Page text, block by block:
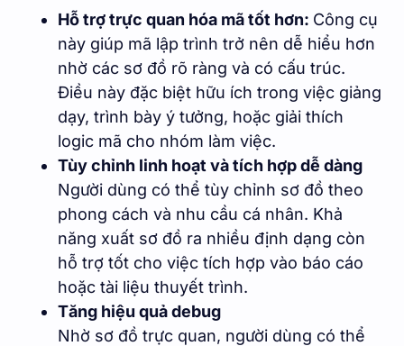
Hỗ trợ trực quan hóa mã tốt hơn: Công cụ
này giúp mã lập trình trở nên dễ hiểu hơn
nhờ các sơ đồ rõ ràng và có cấu trúc.
Điều này đặc biệt hữu ích trong việc giảng
dạy, trình bày ý tưởng, hoặc giải thích
logic mã cho nhóm làm việc.
Tùy chỉnh linh hoạt và tích hợp dễ dàng
Người dùng có thể tùy chỉnh sơ đồ theo
phong cách và nhu cầu cá nhân. Khả
năng xuất sơ đồ ra nhiều định dạng còn
hỗ trợ tốt cho việc tích hợp vào báo cáo
hoặc tài liệu thuyết trình.
Tăng hiệu quả debug
Nhờ sơ đồ trực quan, người dùng có thể